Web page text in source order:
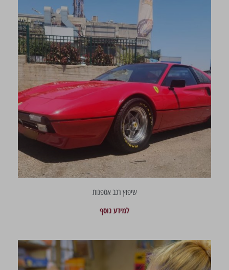
שיפוץ רכב אספנות
למידע נוסף